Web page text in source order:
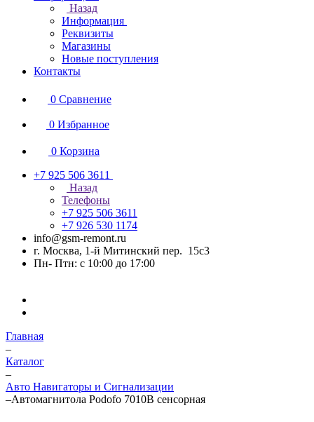
Назад
Информация
Реквизиты
Магазины
Новые поступления
Контакты
0 Сравнение
0 Избранное
0 Корзина
+7 925 506 3611
Назад
Телефоны
+7 925 506 3611
+7 926 530 1174
info@gsm-remont.ru
г. Москва, 1-й Митинский пер. 15с3
Пн- Птн: с 10:00 до 17:00
Главная
–
Каталог
–
Авто Навигаторы и Сигнализации
–Автомагнитола Podofo 7010B сенсорная